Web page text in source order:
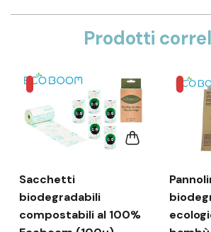
Prodotti
Sacchetti
biodegradabili
compostabili al 100%